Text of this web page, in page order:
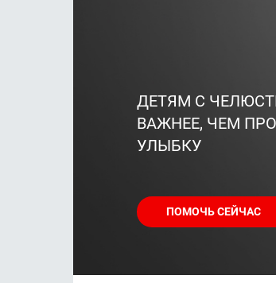
ДЕТЯМ С
ВАЖНЕЕ, ЧЕМ
УЛЫБКУ
ПОМОЧЬ СЕЙЧАС